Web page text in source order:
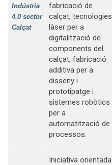
Indústria
4.0 sector
Calçat
fabricació de
calçat, tecnologies
làser per a
digitalització de
components del
calçat, fabricació
additiva per a
disseny i
prototipatge i
sistemes robòtics
per a
automatització de
processos.
Iniciativa orientada